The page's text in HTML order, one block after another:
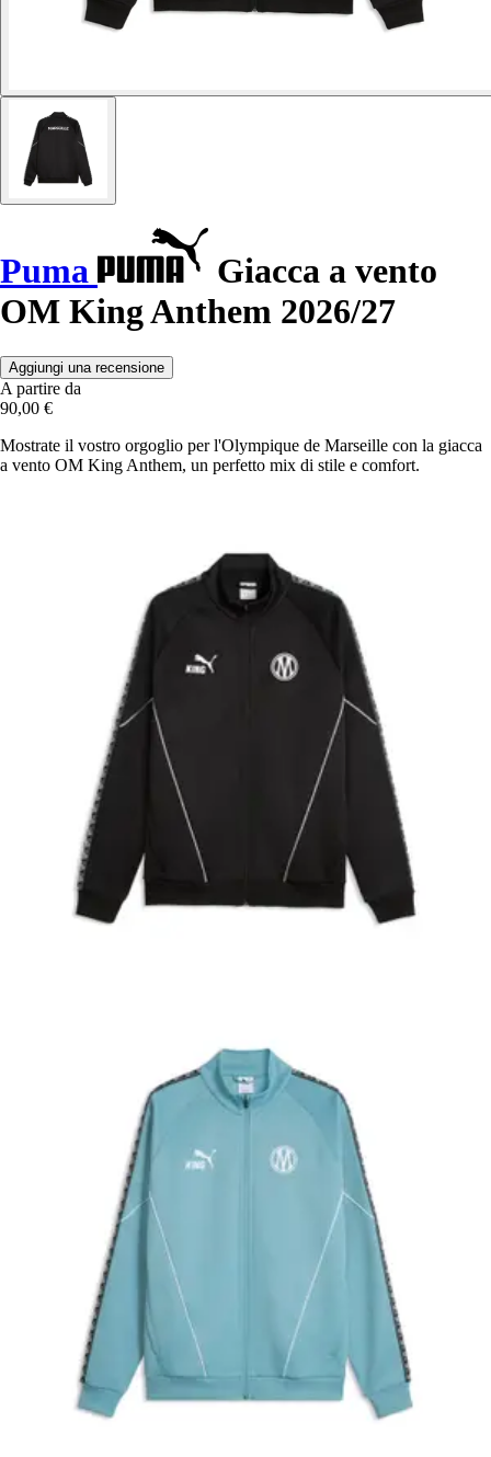
Puma
Giacca a vento
OM King Anthem 2026/27
Aggiungi una recensione
A partire da
90,00 €
Mostrate il vostro orgoglio per l'Olympique de Marseille con la giacca
a vento OM King Anthem, un perfetto mix di stile e comfort.